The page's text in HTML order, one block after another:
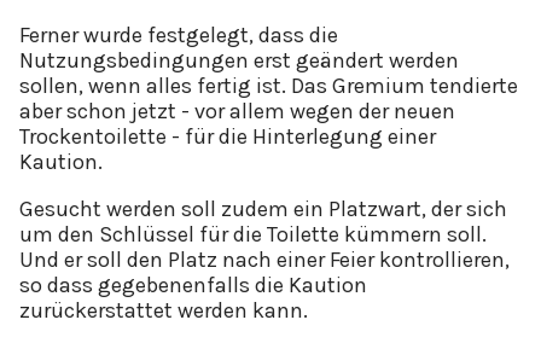
Ferner wurde festgelegt, dass die
Nutzungsbedingungen erst geändert werden
sollen, wenn alles fertig ist. Das Gremium tendierte
aber schon jetzt - vor allem wegen der neuen
Trockentoilette - für die Hinterlegung einer
Kaution.
Gesucht werden soll zudem ein Platzwart, der sich
um den Schlüssel für die Toilette kümmern soll.
Und er soll den Platz nach einer Feier kontrollieren,
so dass gegebenenfalls die Kaution
zurückerstattet werden kann.